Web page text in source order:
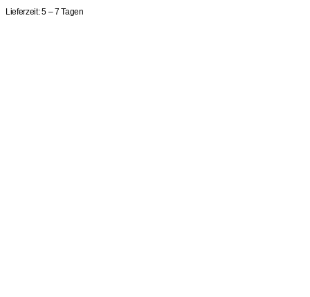
Lieferzeit:5 – 7 Tagen